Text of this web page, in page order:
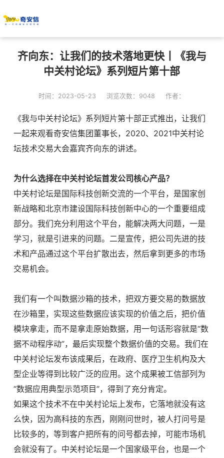
齐向东：让我们的技术落地更快丨《我与
中关村论坛》系列短片第十部
时间：2023-05-23 浏览次数：9048 作者：
《我与中关村论坛》系列短片第十部正式推出，让我们
一起来观看奇安信集团董事长，2020、2021中关村论
坛技术交易大会嘉宾齐向东的讲述。
为什么选择在中关村论坛首发公司核心产品？
中关村论坛是国际科技创新交流的一个平台，是国家创
新战略和北京市建设国际科技创新中心的一个重要组成
部分。我们充分利用这个平台，能解决两大问题，一是
学习，就是引进来的问题。二是宣传，把公司先进的技
术和产品通过这个平台扩散出去，然后拿到更多的市场
交易机会。
我们有一个叫数据沙箱的技术，把双方要交易的数据放
在沙箱里，实现这些数据应该实现的价值之后，把价值
模块拿走，而不是拿走原始数据，用一句话形容就是“数
据不动程序动”，最后实现整个数据价值的交易。我们在
中关村论坛发布该成果后，在政府、 医疗卫生机构及大
型企业等得到比较广泛的应用。这个成果被工信部列为
“数据应用典型示范项目”，得到了充分肯定。
如果这个技术不在中关村论坛上发布，它落地就没有这
么快，因为高科技的东西，刚刚问世时，被人打问号是
比较多的，等到客户把所有的问号都去掉，可能市场机
会就没有了。中关村论坛是一个国家级平台，也是一个